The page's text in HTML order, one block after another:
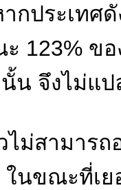
กประเทศ
123% ข
นั้น จึงไม่แ
ไม่สามาร
นขณะที่เย